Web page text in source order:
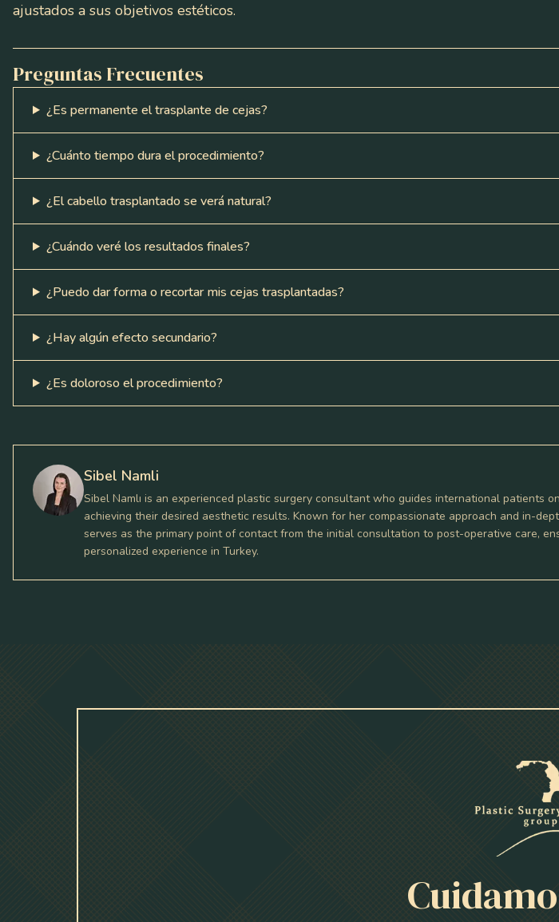
ajustados a sus objetivos estéticos.
Preguntas Frecuentes
¿Es permanente el trasplante de cejas?
¿Cuánto tiempo dura el procedimiento?
¿El cabello trasplantado se verá natural?
¿Cuándo veré los resultados finales?
¿Puedo dar forma o recortar mis cejas trasplantadas?
¿Hay algún efecto secundario?
¿Es doloroso el procedimiento?
Sibel Namli
Sibel Namlı is an experienced plastic surgery consultant who guides international patients
achieving their desired aesthetic results. Known for her compassionate approach and in-
serves as the primary point of contact from the initial consultation to post-operative care,
personalized experience in Turkey.